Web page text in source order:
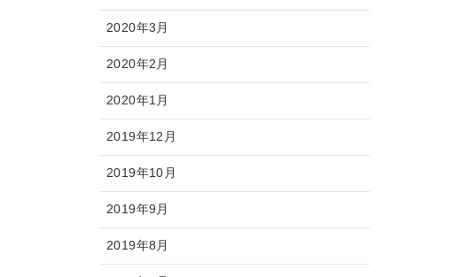
2020年3月
2020年2月
2020年1月
2019年12月
2019年10月
2019年9月
2019年8月